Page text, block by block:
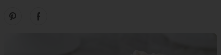
Zobacz nasze piny w serwisie Pinterest
Śledź nas na Facebooku